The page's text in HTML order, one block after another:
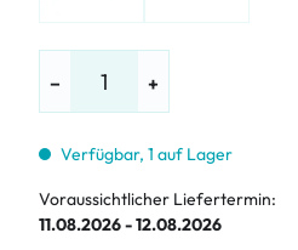
− +
Verfügbar, 1 auf Lager
Voraussichtlicher Liefertermin:
11.08.2026 - 12.08.2026